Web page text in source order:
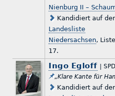
Nienburg II –
Kandidiert auf der
Landesliste
Niedersachsen,
17.
Ingo Egloff | SPD
„Klare Kante für
Kandidiert auf der